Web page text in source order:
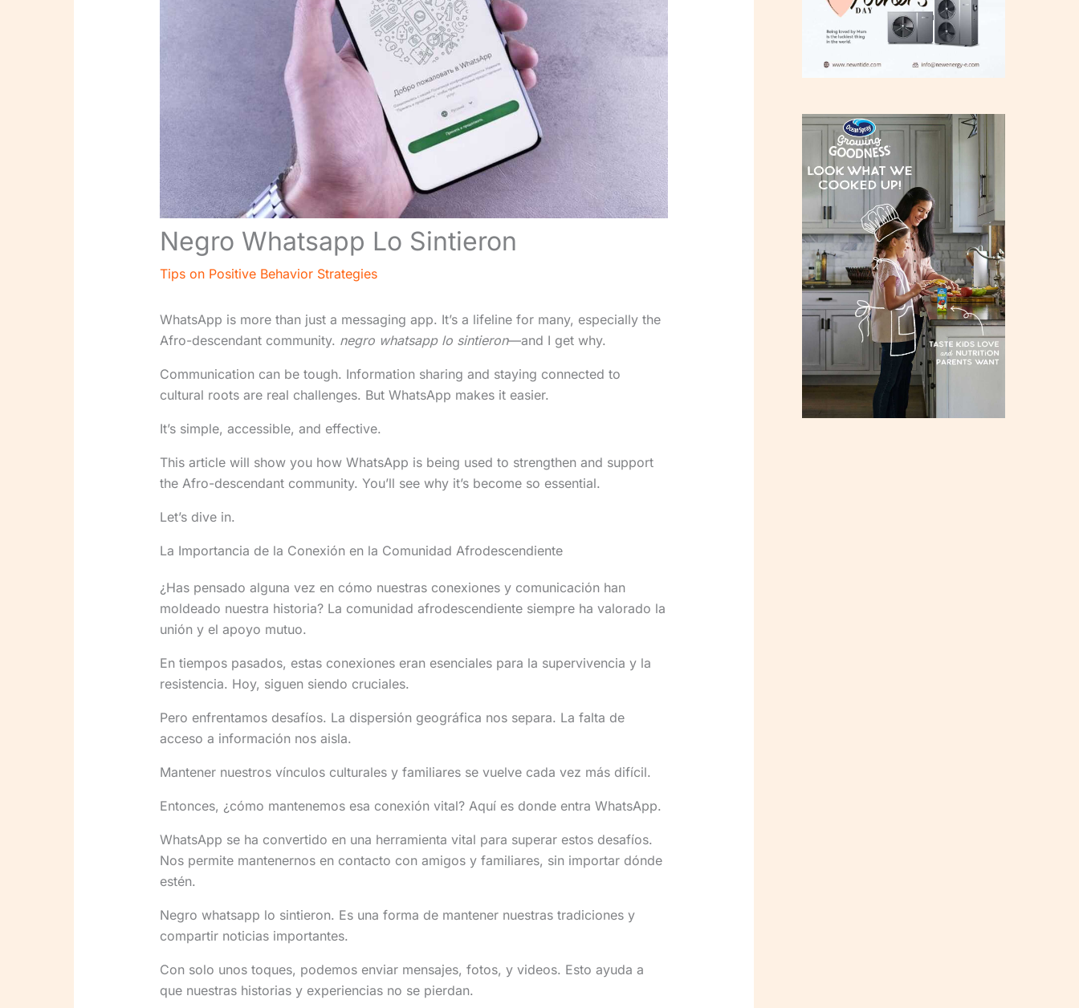
Negro Whatsapp Lo Sintieron
Tips on Positive Behavior Strategies
WhatsApp is more than just a messaging app. It’s a lifeline for many, especially the
Afro-descendant community. negro whatsapp lo sintieron—and I get why.
Communication can be tough. Information sharing and staying connected to
cultural roots are real challenges. But WhatsApp makes it easier.
It’s simple, accessible, and effective.
This article will show you how WhatsApp is being used to strengthen and support
the Afro-descendant community. You’ll see why it’s become so essential.
Let’s dive in.
La Importancia de la Conexión en la Comunidad Afrodescendiente
¿Has pensado alguna vez en cómo nuestras conexiones y comunicación han
moldeado nuestra historia? La comunidad afrodescendiente siempre ha valorado la
unión y el apoyo mutuo.
En tiempos pasados, estas conexiones eran esenciales para la supervivencia y la
resistencia. Hoy, siguen siendo cruciales.
Pero enfrentamos desafíos. La dispersión geográfica nos separa. La falta de
acceso a información nos aisla.
Mantener nuestros vínculos culturales y familiares se vuelve cada vez más difícil.
Entonces, ¿cómo mantenemos esa conexión vital? Aquí es donde entra WhatsApp.
WhatsApp se ha convertido en una herramienta vital para superar estos desafíos.
Nos permite mantenernos en contacto con amigos y familiares, sin importar dónde
estén.
Negro whatsapp lo sintieron. Es una forma de mantener nuestras tradiciones y
compartir noticias importantes.
Con solo unos toques, podemos enviar mensajes, fotos, y videos. Esto ayuda a
que nuestras historias y experiencias no se pierdan.